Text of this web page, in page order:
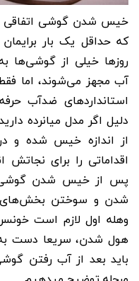
خیس شدن گوشی اتفاقی
که حداقل یک بار
روزها خیلی از گوشی‌ها
آب مجهز می‌شوند، اما
استانداردهای ضدآب
دلیل اگر مدل میانرده
از اندازه خیس شده و
اقداماتی را برای نجاتش
پس از خیس شدن گوشی
شدن و سوختن
وهله اول لازم است
باید بعد از آب رفتن